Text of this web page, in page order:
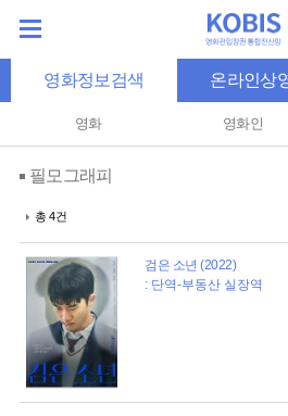
영화정보검색 온라인상
영화 영화인
필모그래피
총 4건
검은 소년 (2022)
: 단역-부동산 실장역